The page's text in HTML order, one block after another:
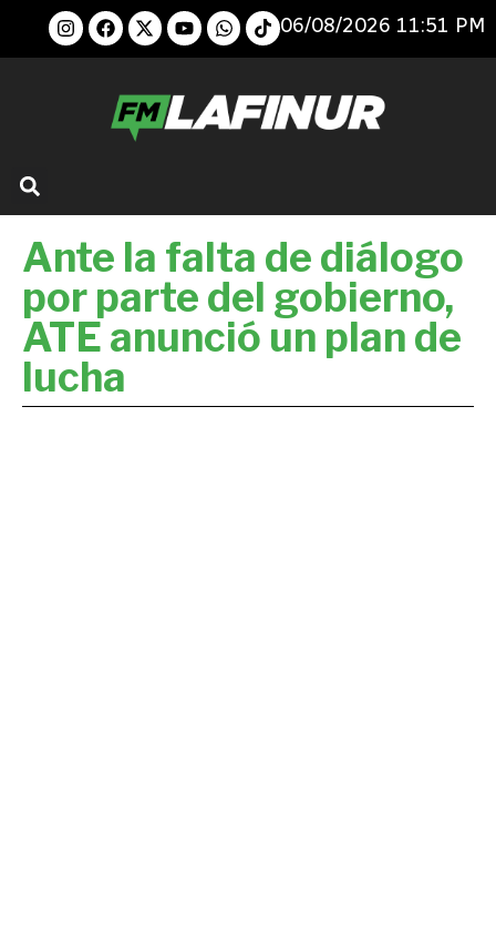
06/08/2026 11:51 PM
Ante la falta de diálogo
por parte del gobierno,
ATE anunció un plan de
lucha